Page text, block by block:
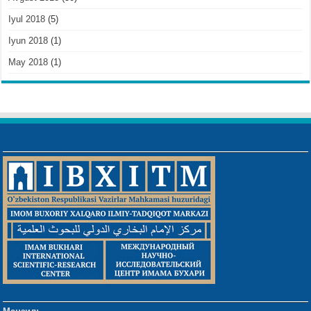
Iyul 2018 (5)
Iyun 2018 (1)
May 2018 (1)